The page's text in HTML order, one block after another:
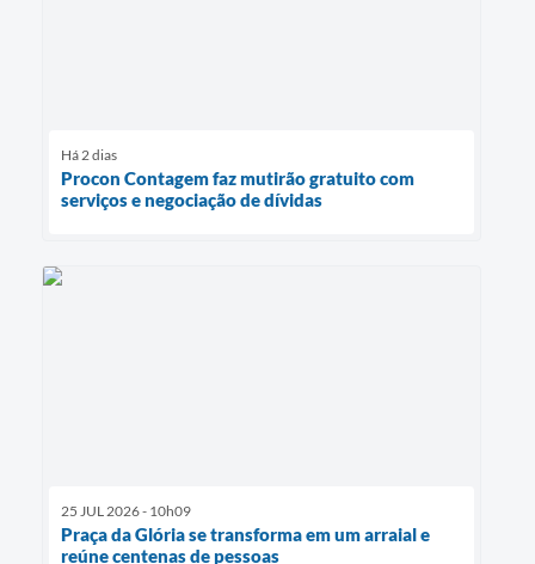
Há 2 dias
Procon Contagem faz mutirão gratuito com
serviços e negociação de dívidas
25 JUL 2026 - 10h09
Praça da Glória se transforma em um arraial e
reúne centenas de pessoas